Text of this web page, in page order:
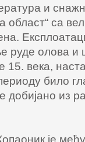
и
област“ са
руде олова и
века,
било
добијано из
је